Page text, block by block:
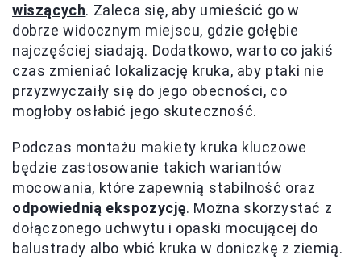
wiszących. Zaleca się, aby umieścić go w
dobrze widocznym miejscu, gdzie gołębie
najczęściej siadają. Dodatkowo, warto co jakiś
czas zmieniać lokalizację kruka, aby ptaki nie
przyzwyczaiły się do jego obecności, co
mogłoby osłabić jego skuteczność.
Podczas montażu makiety kruka kluczowe
będzie zastosowanie takich wariantów
mocowania, które zapewnią stabilność oraz
odpowiednią ekspozycję. Można skorzystać z
dołączonego uchwytu i opaski mocującej do
balustrady albo wbić kruka w doniczkę z ziemią.